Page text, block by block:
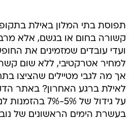
תפוסת בתי המלון באילת
קשורה בחום או בגשם, אלא
ועדי עובדים שמזמינים את
למחיר אטרקטיבי, ללא שום קשר
אך מה לגבי מטיילים שהציצו
על גידול של 5%-
בעשרת הימים הראשונים של